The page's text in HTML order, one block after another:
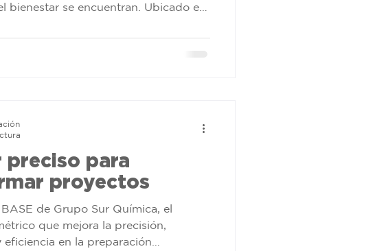
bienestar se encuentran. Ubicado en
para jardinería, huertas
preciso para
proyectos
de Grupo Sur Química, el
que mejora la precisión,
eficiencia en la preparación